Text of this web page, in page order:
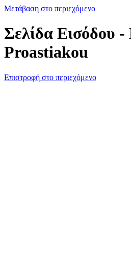
Μετάβαση στο περιεχόμενο
Σελίδα Εισόδου
Proastiakou
Επιστροφή στο περιεχόμενο